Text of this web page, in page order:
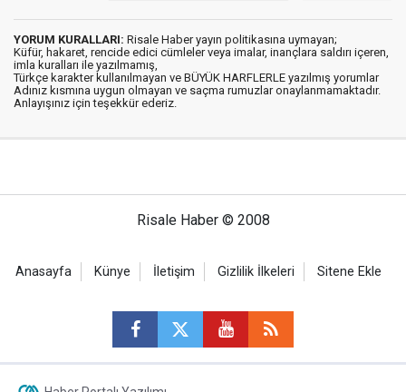
YORUM KURALLARI: Risale Haber yayın politikasına uymayan;
Küfür, hakaret, rencide edici cümleler veya imalar, inançlara saldırı içeren,
imla kuralları ile yazılmamış,
Türkçe karakter kullanılmayan ve BÜYÜK HARFLERLE yazılmış yorumlar
Adınız kısmına uygun olmayan ve saçma rumuzlar onaylanmamaktadır.
Anlayışınız için teşekkür ederiz.
Risale Haber © 2008
Anasayfa Künye İletişim Gizlilik İlkeleri Sitene Ekle